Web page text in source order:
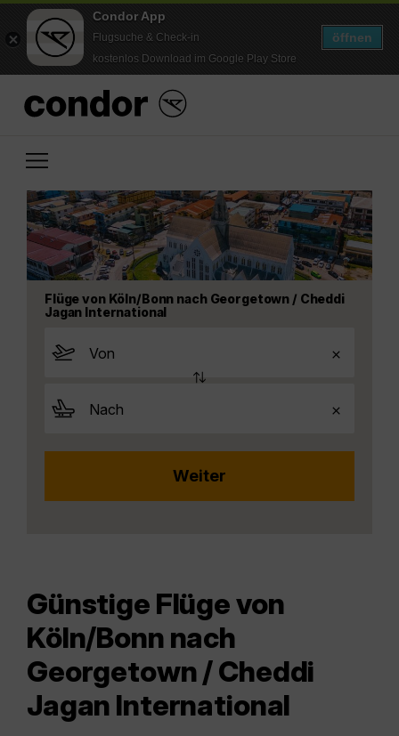
Condor App
Flugsuche & Check-in
kostenlos Download im Google Play Store
öffnen
Flüge von Köln/Bonn nach Georgetown / Cheddi
Jagan International
Günstige Flüge von
Köln/Bonn nach
Georgetown / Cheddi
Jagan International